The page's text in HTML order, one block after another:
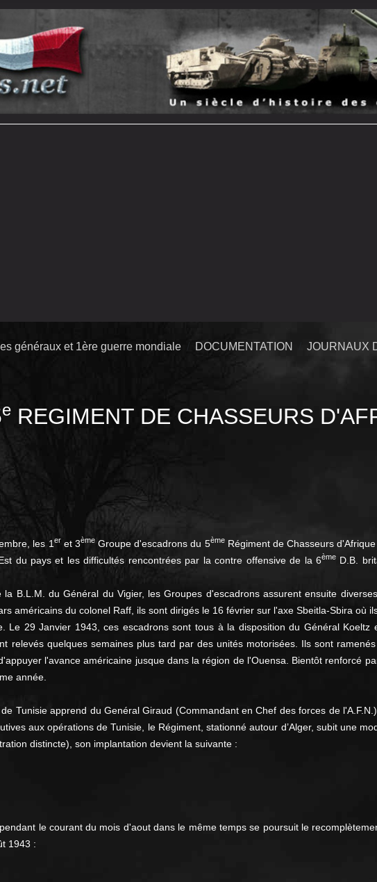
généraux et 1ère guerre mondiale DOCUMENTATION JOURNAUX
eREGIMENT DE CHASSEURS
les 1 er et 3èmeGroupe d'escadrons du 5èmeRégiment de Chasseurs
du pays et les difficultés rencontrées par la contre offensive de la 6ème D.B.
B.L.M. du Général du Vigier, les Groupes d'escadrons assurent ensuite
américains du colonel Raff, ils sont dirigés le 16 février sur l'axe Sbeitla-Sbira où
Le 29 Janvier 1943, ces escadrons sont tous à la disposition du Général
relevés quelques semaines plus tard par des unités motorisées. Ils sont
l'avance américaine jusque dans la région de l'Ouensa. Bientôt renforcé
année.
Tunisie apprend du Genéral Giraud (Commandant en Chef des forces de
aux opérations de Tunisie, le Régiment, stationné autour d’Alger, subit une
distincte), son implantation devient la suivante :
le courant du mois d'aout dans le même temps se poursuit le
1943 :